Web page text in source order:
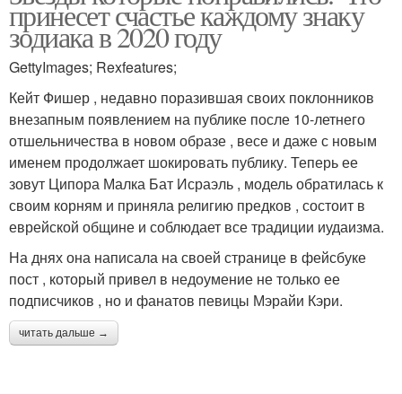
принесет счастье каждому знаку
зодиака в 2020 году
GettyImages; Rexfeatures;
Кейт Фишер , недавно поразившая своих поклонников
внезапным появлением на публике после 10-летнего
отшельничества в новом образе , весе и даже с новым
именем продолжает шокировать публику. Теперь ее
зовут Ципора Малка Бат Исраэль , модель обратилась к
своим корням и приняла религию предков , состоит в
еврейской общине и соблюдает все традиции иудаизма.
На днях она написала на своей странице в фейсбуке
пост , который привел в недоумение не только ее
подписчиков , но и фанатов певицы Мэрайи Кэри.
читать дальше →